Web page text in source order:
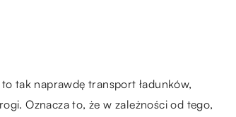
tak naprawdę transport ładunków,
Oznacza to, że w zależności od tego,